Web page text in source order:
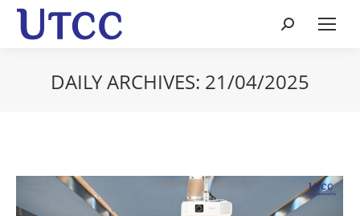
Search:
DAILY ARCHIVES: 21/04/2025